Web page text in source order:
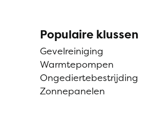
Populaire klussen
Gevelreiniging
Warmtepompen
Ongediertebestrijding
Zonnepanelen